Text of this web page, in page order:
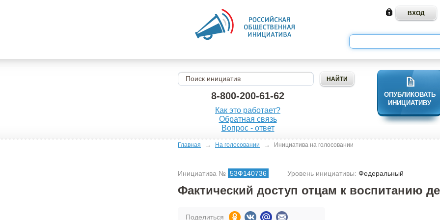
8-800-200-61-62
Как это работает?
Обратная связь
Вопрос - ответ
ОПУБЛИКОВАТЬ
ИНИЦИАТИВУ
Главная → На голосовании → Инициатива на голосовании
Инициатива № 53Ф140736 Уровень инициативы: Федеральный
Фактический доступ отцам к воспитанию
Поделиться